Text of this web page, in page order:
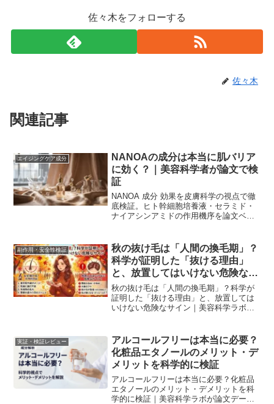
佐々木をフォローする
佐々木
関連記事
エイジングケア成分
NANOAの成分は本当に肌バリア
に効く？｜美容科学者が論文で検
証
NANOA 成分 効果を皮膚科学の視点で徹
底検証。ヒト幹細胞培養液・セラミド・
ナイアシンアミドの作用機序を論文ベー
副作用・安全性検証
秋の抜け毛は「人間の換毛期」？
科学が証明した「抜ける理由」
と、放置してはいけない危険なサ
イン
秋の抜け毛は「人間の換毛期」？科学が
証明した「抜ける理由」と、放置しては
いけない危険なサイン｜美容科学ラボが
実証・検証レビュー
アルコールフリーは本当に必要？
化粧品エタノールのメリット・デ
メリットを科学的に検証
アルコールフリーは本当に必要？化粧品
エタノールのメリット・デメリットを科
学的に検証｜美容科学ラボが論文データ